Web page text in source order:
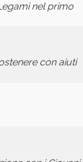
nel primo
con aiuti